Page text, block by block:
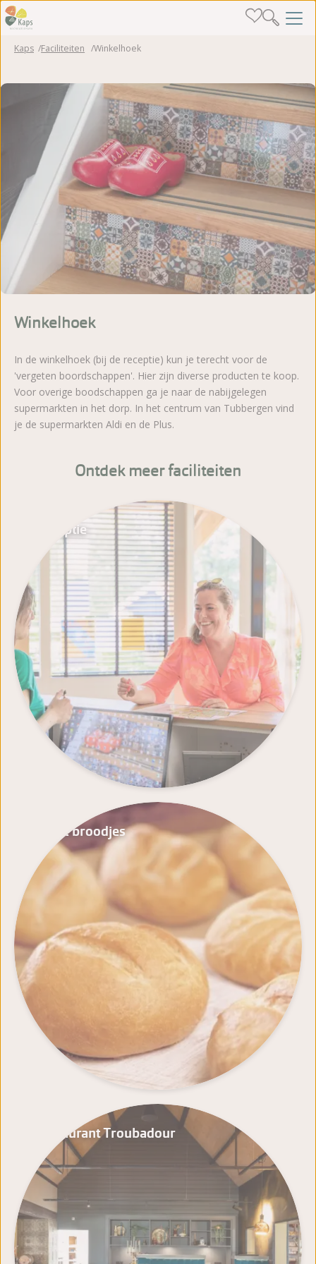
Kaps Faciliteiten Winkelhoek
Winkelhoek
In de winkelhoek (bij de receptie) kun je terecht voor de
'vergeten boordschappen'. Hier zijn diverse producten te koop.
Voor overige boodschappen ga je naar de nabijgelegen
supermarkten in het dorp. In het centrum van Tubbergen vind
je de supermarkten Aldi en de Plus.
Ontdek meer faciliteiten
Receptie
Verse broodjes
Restaurant Troubadour